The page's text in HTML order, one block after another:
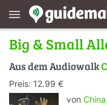
menu
Big & Small
Aus dem Audiowalk
Preis: 12.99 €
von